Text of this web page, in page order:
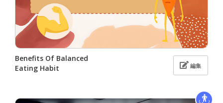
Benefits Of Balanced
Eating Habit
編集